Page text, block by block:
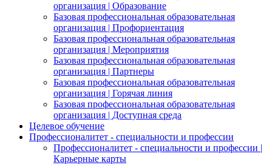
организация | Образование
Базовая профессиональная образовательная
организация | Профориентация
Базовая профессиональная образовательная
организация | Мероприятия
Базовая профессиональная образовательная
организация | Партнеры
Базовая профессиональная образовательная
организация | Горячая линия
Базовая профессиональная образовательная
организация | Доступная среда
Целевое обучение
Профессионалитет - специальности и профессии
Профессионалитет - специальности и профессии |
Карьерные карты